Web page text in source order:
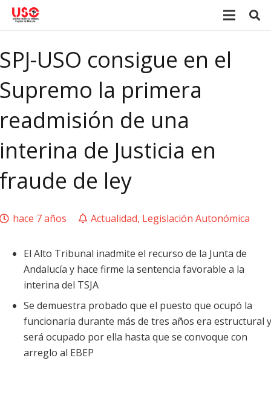
SPJ-USO consigue en el
Supremo la primera
readmisión de una
interina de Justicia en
fraude de ley
hace 7 años Actualidad, Legislación Autonómica
El Alto Tribunal inadmite el recurso de la Junta de
Andalucía y hace firme la sentencia favorable a la
interina del TSJA
Se demuestra probado que el puesto que ocupó la
funcionaria durante más de tres años era estructural y
será ocupado por ella hasta que se convoque con
arreglo al EBEP